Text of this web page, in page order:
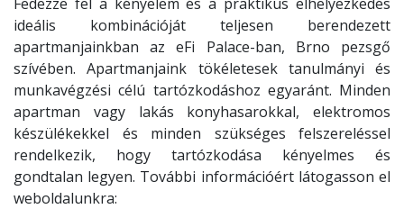
ideális kombinációját teljesen berendezett
apartmanjainkban az eFi Palace-ban, Brno pezsgő
szívében. Apartmanjaink tökéletesek tanulmányi és
munkavégzési célú tartózkodáshoz egyaránt. Minden
apartman vagy lakás konyhasarokkal, elektromos
készülékekkel és minden szükséges felszereléssel
rendelkezik, hogy tartózkodása kényelmes és
gondtalan legyen. További információért látogasson el
weboldalunkra: